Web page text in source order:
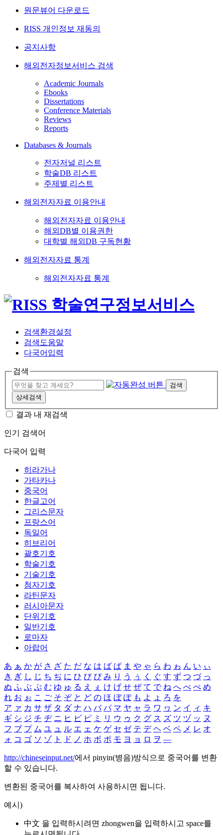
원문뷰어 다운로드
RISS 개인정보 재동의
공지사항
해외전자정보서비스 검색
Academic Journals
Ebooks
Dissertations
Conference Materials
Reviews
Reports
Databases & Journals
전자저널 리스트
학술DB 리스트
주제별 리스트
해외전자자료 이용안내
해외전자자료 이용안내
해외DB별 이용권한
대학별 해외DB 구독현황
해외전자자료 통계
해외전자자료 통계
검색환경설정
검색도움말
다국어입력
검색
검색
상세검색
결과 내 재검색
인기 검색어
다국어 입력
히라가나
가타카나
중국어
한글고어
그리스문자
프랑스어
독일어
히브리어
괄호기호
학술기호
기술기호
첨자기호
라틴문자
러시아문자
단위기호
일반기호
로마자
아랍어
あ ぁ か が さ ざ た だ な は ば ぱ ま や ゃ ら わ ゎ ん い ぃ
き ぎ し じ ち ぢ に ひ び ぴ み り う ぅ く ぐ す ず つ づ っ
ぬ ふ ぶ ぷ む ゆ ゅ る え ぇ け げ せ ぜ て で ね へ べ ぺ め
れ お ぉ こ ご そ ぞ と ど の ほ ぼ ぽ も よ ょ ろ を
ア ァ カ サ ザ タ ダ ナ ハ バ パ マ ヤ ャ ラ ワ ヮ ン イ ィ キ
ギ シ ジ チ ヂ ニ ヒ ビ ピ ミ リ ウ ゥ ク グ ス ズ ツ ヅ ッ ヌ
フ ブ プ ム ユ ュ ル エ ェ ケ ゲ セ ゼ テ デ ヘ ベ ペ メ レ オ
ォ コ ゴ ソ ゾ ト ド ノ ホ ボ ポ モ ヨ ョ ロ ヲ ―
http://chineseinput.net/에서 pinyin(병음)방식으로 중국어를 변환
할 수 있습니다.
변환된 중국어를 복사하여 사용하시면 됩니다.
예시)
中文 을 입력하시려면 zhongwen을 입력하시고 space를